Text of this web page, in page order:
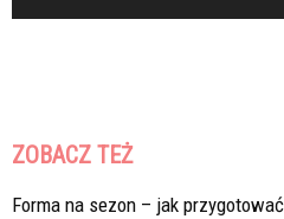
ZOBACZ TEŻ
Forma na sezon – jak